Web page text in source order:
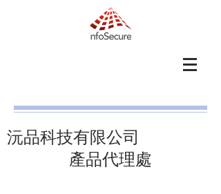
​沅品科技有限公司
​產品代理處